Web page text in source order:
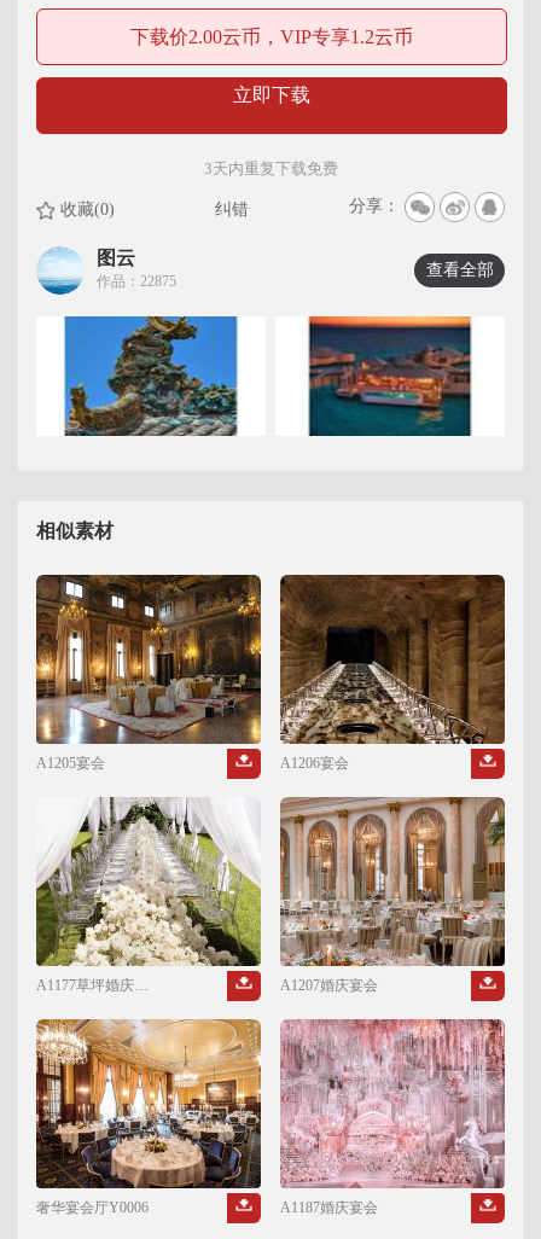
下载价2.00云币，VIP专享1.2云币
立即下载
3天内重复下载免费
收藏(0) 纠错 分享：
图云
作品：22875
查看全部
相似素材
A1205宴会 A1206宴会
A1177草坪婚庆宴会 A1207婚庆宴会
奢华宴会厅Y0006 A1187婚庆宴会